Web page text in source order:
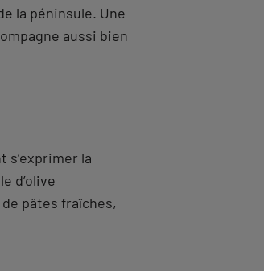
la péninsule. Une
aussi bien
la
d’olive
pâtes fraîches,